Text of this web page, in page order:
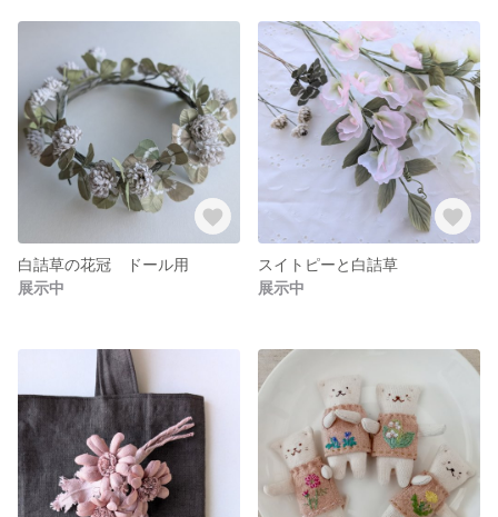
白詰草の花冠 ドール用
展示中
スイトピーと白詰草
展示中